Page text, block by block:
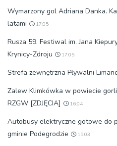
Wymarzony gol Adriana Danka.
latami
17:05
Rusza 59. Festiwal im. Jana
Krynicy-Zdroju
17:05
Strefa zewnętrzna Pływalni
Zalew Klimkówka w powiecie
RZGW [ZDJĘCIA]
16:04
Autobusy elektryczne gotowe do
gminie Podegrodzie
15:03